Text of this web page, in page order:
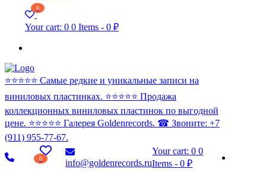
0
Your cart: 0 0 Items - 0 ₽
⭐️⭐️⭐️⭐️⭐️ Самые редкие и уникальные записи на
виниловых пластинках. ⭐️⭐️⭐️⭐️⭐️ Продажа
коллекционных виниловых пластинок по выгодной
цене. ⭐️⭐️⭐️⭐️⭐️ Галерея Goldenrecords. ☎ Звоните: +7
(911) 955-77-67.
0 info@goldenrecords.ru
Your cart: 00
Items -0 ₽